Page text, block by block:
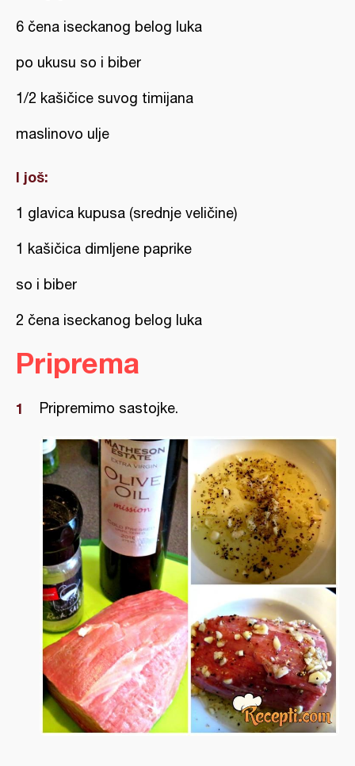
6 čena iseckanog belog luka
po ukusu so i biber
1/2 kašičice suvog timijana
maslinovo ulje
I još:
1 glavica kupusa (srednje veličine)
1 kašičica dimljene paprike
so i biber
2 čena iseckanog belog luka
Priprema
Pripremimo sastojke.